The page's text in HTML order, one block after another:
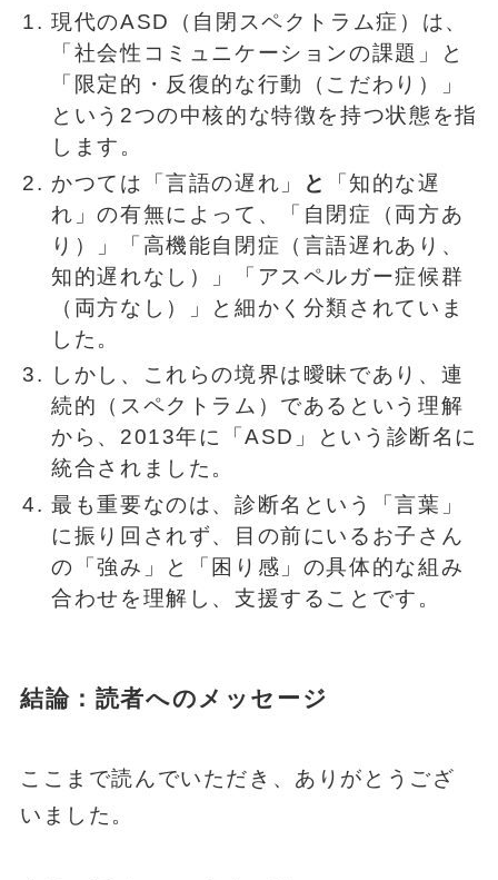
現代のASD（自閉スペクトラム症）は、
「社会性コミュニケーションの課題」と
「限定的・反復的な行動（こだわり）」
という2つの中核的な特徴を持つ状態を指
します。
かつては「言語の遅れ」
と
「知的な遅
れ」の有無によって、「自閉症（両方あ
り）」「高機能自閉症（言語遅れあり、
知的遅れなし）」「アスペルガー症候群
（両方なし）」と細かく分類されていま
した。
しかし、これらの境界は曖昧であり、連
続的（スペクトラム）であるという理解
から、2013年に「ASD」という診断名に
統合されました。
最も重要なのは、診断名という「言葉」
に振り回されず、目の前にいるお子さん
の「強み」と「困り感」の具体的な組み
合わせを理解し、支援することです。
結論：読者へのメッセージ
ここまで読んでいただき、ありがとうござ
いました。